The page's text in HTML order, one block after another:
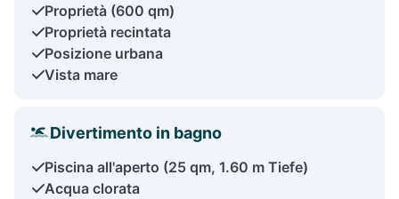
Proprietà (600 qm)
Proprietà recintata
Posizione urbana
Vista mare
Divertimento in bagno
Piscina all'aperto (25 qm, 1.60 m Tiefe)
Acqua clorata